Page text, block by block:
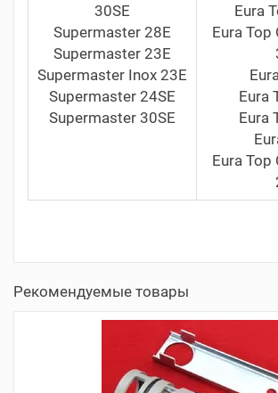
30SE
Supermaster 28E
Supermaster 23E
Supermaster Inox 23E
Supermaster 24SE
Supermaster 30SE
Eura
Eura
Eura
Eura
Eura
Рекомендуемые товары